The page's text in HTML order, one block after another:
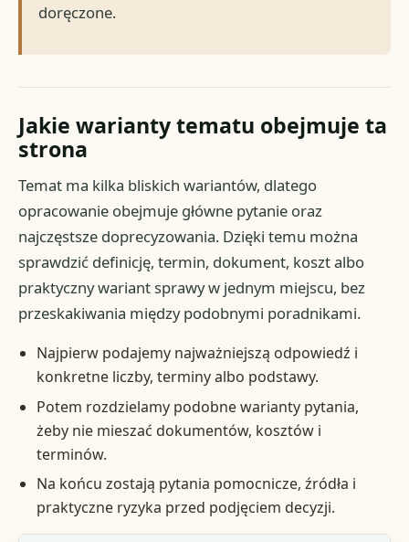
doręczone.
Jakie warianty tematu obejmuje ta
strona
Temat ma kilka bliskich wariantów, dlatego
opracowanie obejmuje główne pytanie oraz
najczęstsze doprecyzowania. Dzięki temu można
sprawdzić definicję, termin, dokument, koszt albo
praktyczny wariant sprawy w jednym miejscu, bez
przeskakiwania między podobnymi poradnikami.
Najpierw podajemy najważniejszą odpowiedź i
konkretne liczby, terminy albo podstawy.
Potem rozdzielamy podobne warianty pytania,
żeby nie mieszać dokumentów, kosztów i
terminów.
Na końcu zostają pytania pomocnicze, źródła i
praktyczne ryzyka przed podjęciem decyzji.